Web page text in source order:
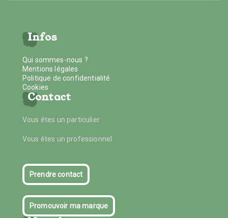
Infos
Qui sommes-nous ?
Mentions légales
Politique de confidentialité
Cookies
Contact
Vous êtes un particulier
Vous êtes un professionnel
Prendre contact
Promouvoir ma marque